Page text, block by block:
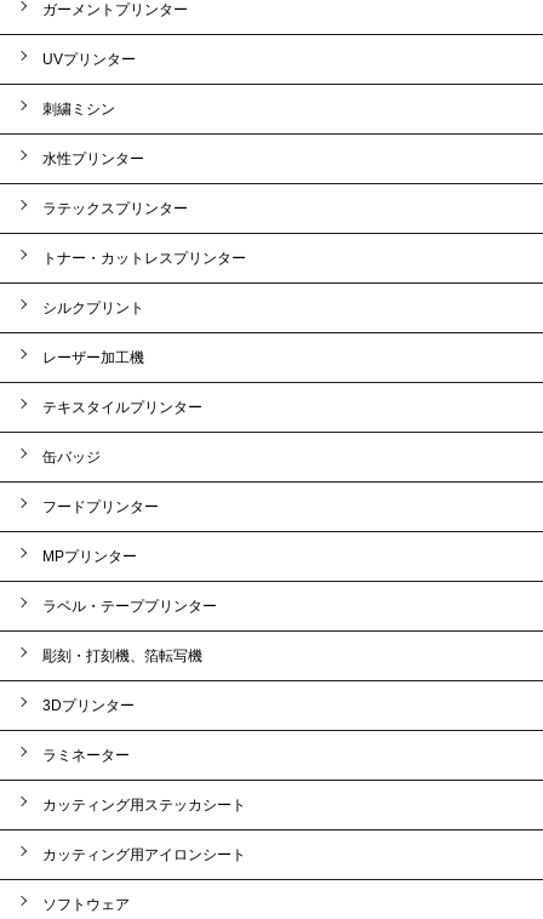
ガーメントプリンター
UVプリンター
刺繍ミシン
水性プリンター
ラテックスプリンター
トナー・カットレスプリンター
シルクプリント
レーザー加工機
テキスタイルプリンター
缶バッジ
フードプリンター
MPプリンター
ラベル・テーププリンター
彫刻・打刻機、箔転写機
3Dプリンター
ラミネーター
カッティング用ステッカシート
カッティング用アイロンシート
ソフトウェア